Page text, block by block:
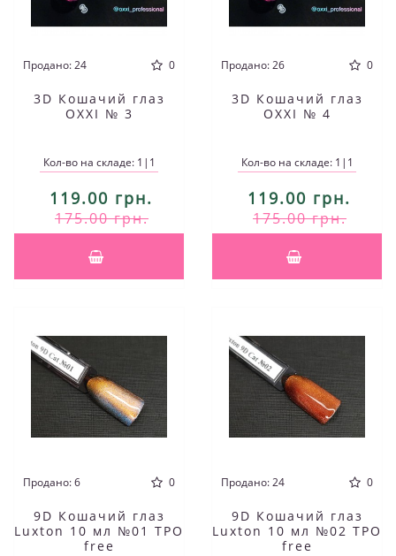
Продано: 24 0
3D Кошачий глаз
OXXI № 3
Кол-во на складе: 1|1
119.00 грн.
175.00 грн.
Продано: 26 0
3D Кошачий глаз
OXXI № 4
Кол-во на складе: 1|1
119.00 грн.
175.00 грн.
Продано: 6 0
9D Кошачий глаз
Luxton 10 мл №01 TPO
free
Продано: 24 0
9D Кошачий глаз
Luxton 10 мл №02 TPO
free